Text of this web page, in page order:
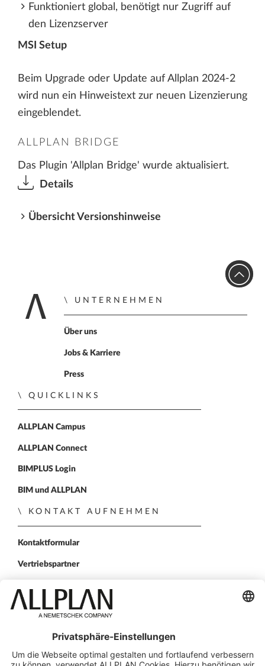
Funktioniert global, benötigt nur Zugriff auf
den Lizenzserver
MSI Setup
Beim Upgrade oder Update auf Allplan 2024-2
wird nun ein Hinweistext zur neuen Lizenzierung
eingeblendet.
ALLPLAN BRIDGE
Das Plugin 'Allplan Bridge' wurde aktualisiert.
Details
Übersicht Versionshinweise
Zur Startseite
UNTERNEHMEN
Über uns
Jobs & Karriere
Press
QUICKLINKS
ALLPLAN Campus
ALLPLAN Connect
BIMPLUS Login
BIM und ALLPLAN
KONTAKT AUFNEHMEN
Kontaktformular
Vertriebspartner
ALLPLAN auf LinkedIn
ALLPLAN auf Facebook
ALLPLAN auf YouTube
ALLPLAN auf Twitter
ALLPLAN auf